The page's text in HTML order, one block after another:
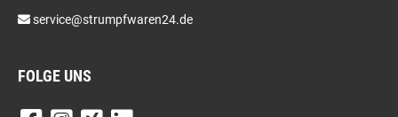
service@strumpfwaren24.de
FOLGE UNS